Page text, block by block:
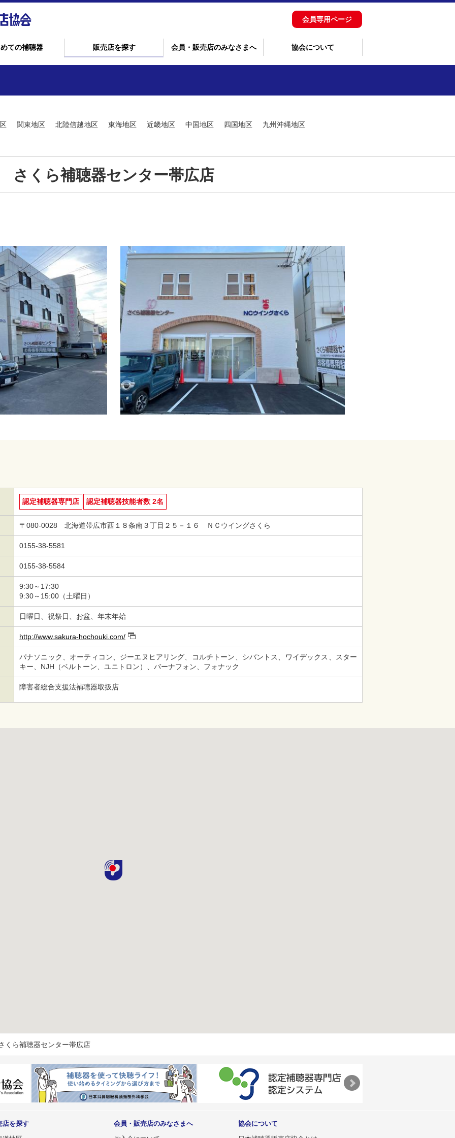
会員専用ページ
ての補聴器 販売店を探す 会員・販売店のみなさまへ 協会について
関東地区 北陸信越地区 東海地区 近畿地区 中国地区 四国地区 九州沖縄地区
さくら補聴器センター帯広店
認定補聴器専門店 認定補聴器技能者数 2名
〒080-0028 北海道帯広市西１８条南３丁目２５－１６ ＮＣウイングさくら
0155-38-5581
0155-38-5584
9:30～17:30
9:30～15:00（土曜日）
日曜日、祝祭日、お盆、年末年始
http://www.sakura-hochouki.com/
パナソニック、オーティコン、ジーエヌヒアリング、コルチトーン、シバントス、ワイデックス、スター
キー、NJH（ベルトーン、ユニトロン）、バーナフォン、フォナック
障害者総合支援法補聴器取扱店
くら補聴器センター帯広店
店を探す 会員・販売店のみなさまへ 協会について